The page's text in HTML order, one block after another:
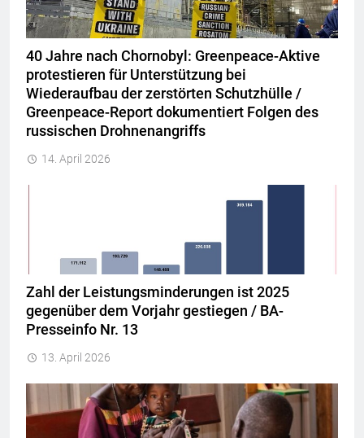
40 Jahre nach Chornobyl: Greenpeace-Aktive
protestieren für Unterstützung bei
Wiederaufbau der zerstörten Schutzhülle /
Greenpeace-Report dokumentiert Folgen des
russischen Drohnenangriffs
14. April 2026
Zahl der Leistungsminderungen ist 2025
gegenüber dem Vorjahr gestiegen / BA-
Presseinfo Nr. 13
13. April 2026